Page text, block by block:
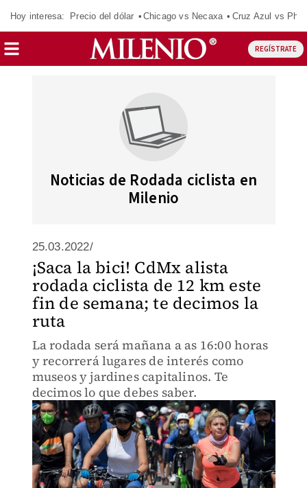
Hoy interesa: Precio del dólar Chicago vs Necaxa Cruz Azul vs
REGÍSTRATE
Noticias de Rodada ciclista en
Milenio
25.03.2022/
¡Saca la bici! CdMx alista
rodada ciclista de 12 km este
fin de semana; te decimos la
ruta
La rodada será mañana a as 16:00 horas
y recorrerá lugares de interés como
museos y jardines capitalinos. Te
decimos lo que debes saber.